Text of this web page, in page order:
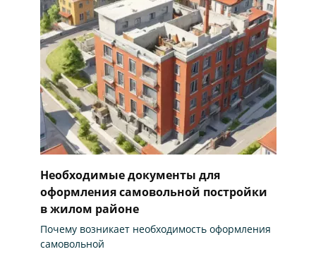
Необходимые документы для
оформления самовольной постройки
в жилом районе
Почему возникает необходимость оформления
самовольной